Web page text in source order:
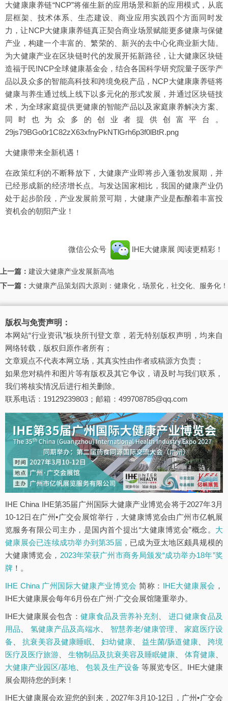
大健康康养链“NCP”将催生新的应用场景和新的应用模式，从底
层框架、技术体系、生态建设、商业应用实践四个方面同时发
力，让NCP大健康康养链真正契合商业场景赋能更多健康与保健
产业，构建一个丰富的、繁荣的、新兴的去中心化商业新大陆。
为大健康产业在区块链时代的发展开拓新路径，让大健康区块链
造福于民!NCP全球健康基金会，结合各国科学研究院量子医学产
品以及众多的智能高科技和跨境免税产品，NCP大健康康养链将
健康与养生通过线上线下以多元化的形式发展，并通过区块链技
术，为全球家庭提供更健康的智能产品以及家庭康养解决方案、
同时也为众多的创业者提供创富平台。
29js79BGo0r1C82zX63xfnyPkNTlGrh6p3f0lBtR.png
大健康带来全新机遇！
在政策红利的不断释放下，大健康产业即将步入蓬勃发展期，并
已经形成新的经济增长点。与发达国家相比，我国的健康产业仍
处于起步阶段，产业发展前景可期，大健康产业是酝酿着丰富投
资机会的朝阳产业！
微信公众号 IHE大健康展 阅读更精彩！
上一篇： 建设大健康产业发展新高地
下一篇： 大健康产品策划四大原则：健康化，场景化，社交化、服务化！
版权与免责声明：
本网站“行业资讯”板块所刊登文章，若无特别版权声明，均来自
网络转载，版权归原作者所有；
文章观点不代表本网立场，其真实性由作者或稿源方负责；
如果您对稿件和图片等有版权及其它争议，请及时与我们联系，
我们将核实情况后进行相关删除。
联系电话：19129239803；邮箱：499708785@qq.com
IHE China IHE第35届广州国际大健康产业博览会将于2027年3月
10-12日在广州•广交会展馆举行，大健康博览会由广州市亿帆展
览服务有限公司主办，是国内首个提出“大健康博览会”概念。 大
健康展会已连续成功举办到第35届 ，已成为亚太地区颇具规模的
大健康博览会， 2023年荣获广州市商务局颁发“成功举办18年”奖
牌 ！。
IHE China 广州国际大健康产业博览会 简称： IHE大健康展会 ，
IHE大健康展会每年6月份在广州·广交会展馆隆重举办。
IHE大健康展会包含： 健康食品及营养补充剂 、进口健康食品及
用品
氢健康产品及高端水 智慧养老/健康管理 、家庭医疗设
备 、抗衰美容及健康睡眠 、妇幼健康、 益生菌/肠道健康、 跨境
医疗及医疗旅游
生物制品及抗衰美容及睡眠健康 体育健康
大健康产业园区/基地 、包装及生产设备 等展览专区。IHE大健康
展会期待您的到来！
IHE大健康展会欢迎您的到来，2027年3月10-12日，广州•广交会